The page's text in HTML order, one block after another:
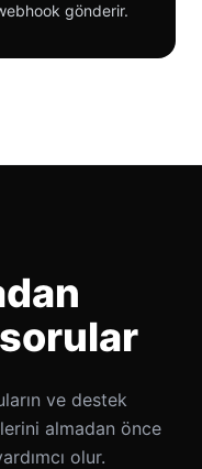
gönderir.
ve destek
almadan önce
olur.